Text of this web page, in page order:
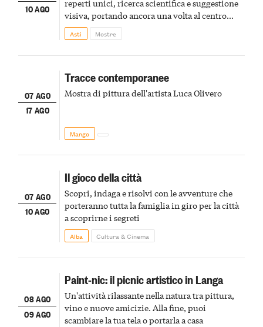
10 AGO
reperti unici, ricerca scientifica e suggestione
visiva, portando ancora una volta al centro
della scena le meraviglie del passato astigiano
Asti Mostre
07 AGO
17 AGO
Tracce contemporanee
Mostra di pittura dell'artista Luca Olivero
Mango
07 AGO
10 AGO
Il gioco della città
Scopri, indaga e risolvi con le avventure che
porteranno tutta la famiglia in giro per la città
a scoprirne i segreti
Alba Cultura & Cinema
08 AGO
09 AGO
Paint-nic: il picnic artistico in Langa
Un'attività rilassante nella natura tra pittura,
vino e nuove amicizie. Alla fine, puoi
scambiare la tua tela o portarla a casa